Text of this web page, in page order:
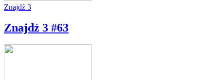
Znajdź 3
Znajdź 3 #63